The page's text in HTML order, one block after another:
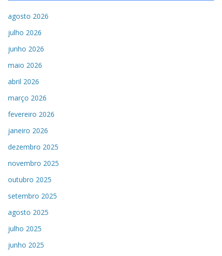
agosto 2026
julho 2026
junho 2026
maio 2026
abril 2026
março 2026
fevereiro 2026
janeiro 2026
dezembro 2025
novembro 2025
outubro 2025
setembro 2025
agosto 2025
julho 2025
junho 2025